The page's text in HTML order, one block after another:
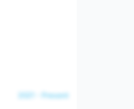
2021 - Present